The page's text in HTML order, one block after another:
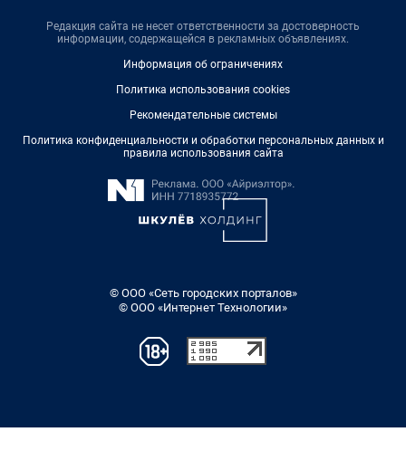
Редакция сайта не несет ответственности за достоверность
информации, содержащейся в рекламных объявлениях.
Информация об ограничениях
Политика использования cookies
Рекомендательные системы
Политика конфиденциальности и обработки персональных данных и
правила использования сайта
© ООО «Сеть городских порталов»
© ООО «Интернет Технологии»